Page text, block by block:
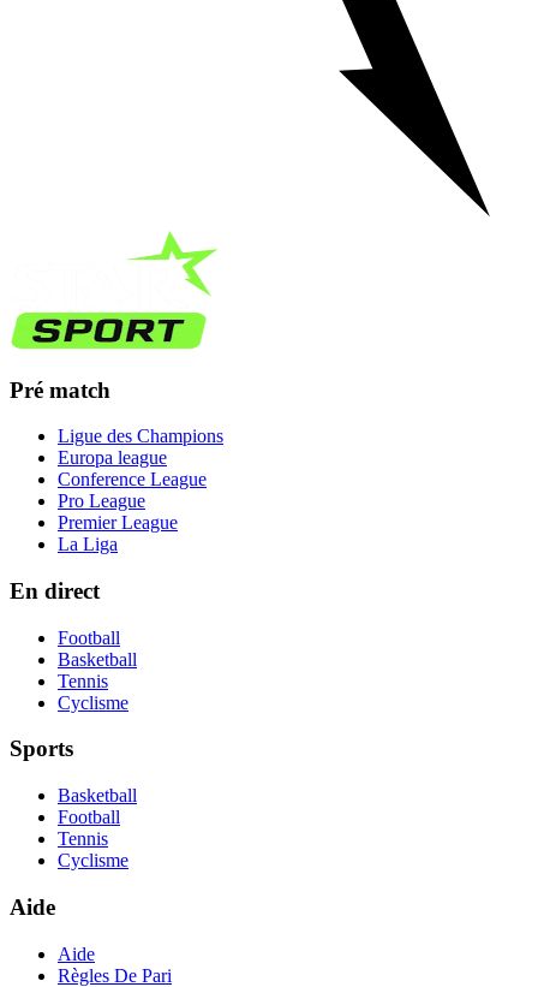
Pré match
Ligue des Champions
Europa league
Conference League
Pro League
Premier League
La Liga
En direct
Football
Basketball
Tennis
Cyclisme
Sports
Basketball
Football
Tennis
Cyclisme
Aide
Aide
Règles De Pari